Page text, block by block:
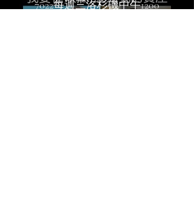
7022每週三洛杉磯中午1200